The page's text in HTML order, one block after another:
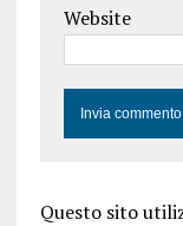
Website
Questo sito